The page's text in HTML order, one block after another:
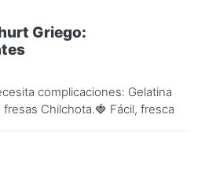
Griego:
complicaciones: Gelatina
Chilchota.🍓 Fácil, fresca